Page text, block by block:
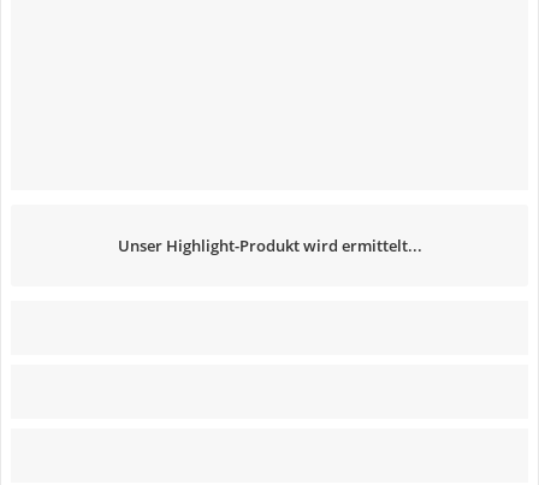
Unser Highlight-Produkt wird ermittelt...